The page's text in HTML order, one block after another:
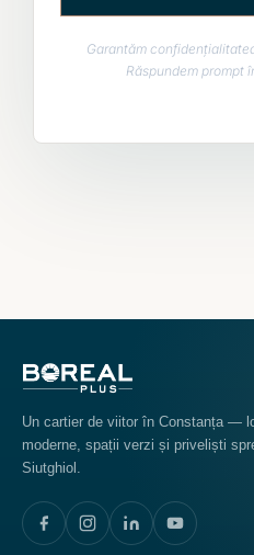
Garantăm
Răspundem prompt
Un cartier de viitor în Constanța —
moderne, spații verzi și priveliști
Siutghiol.